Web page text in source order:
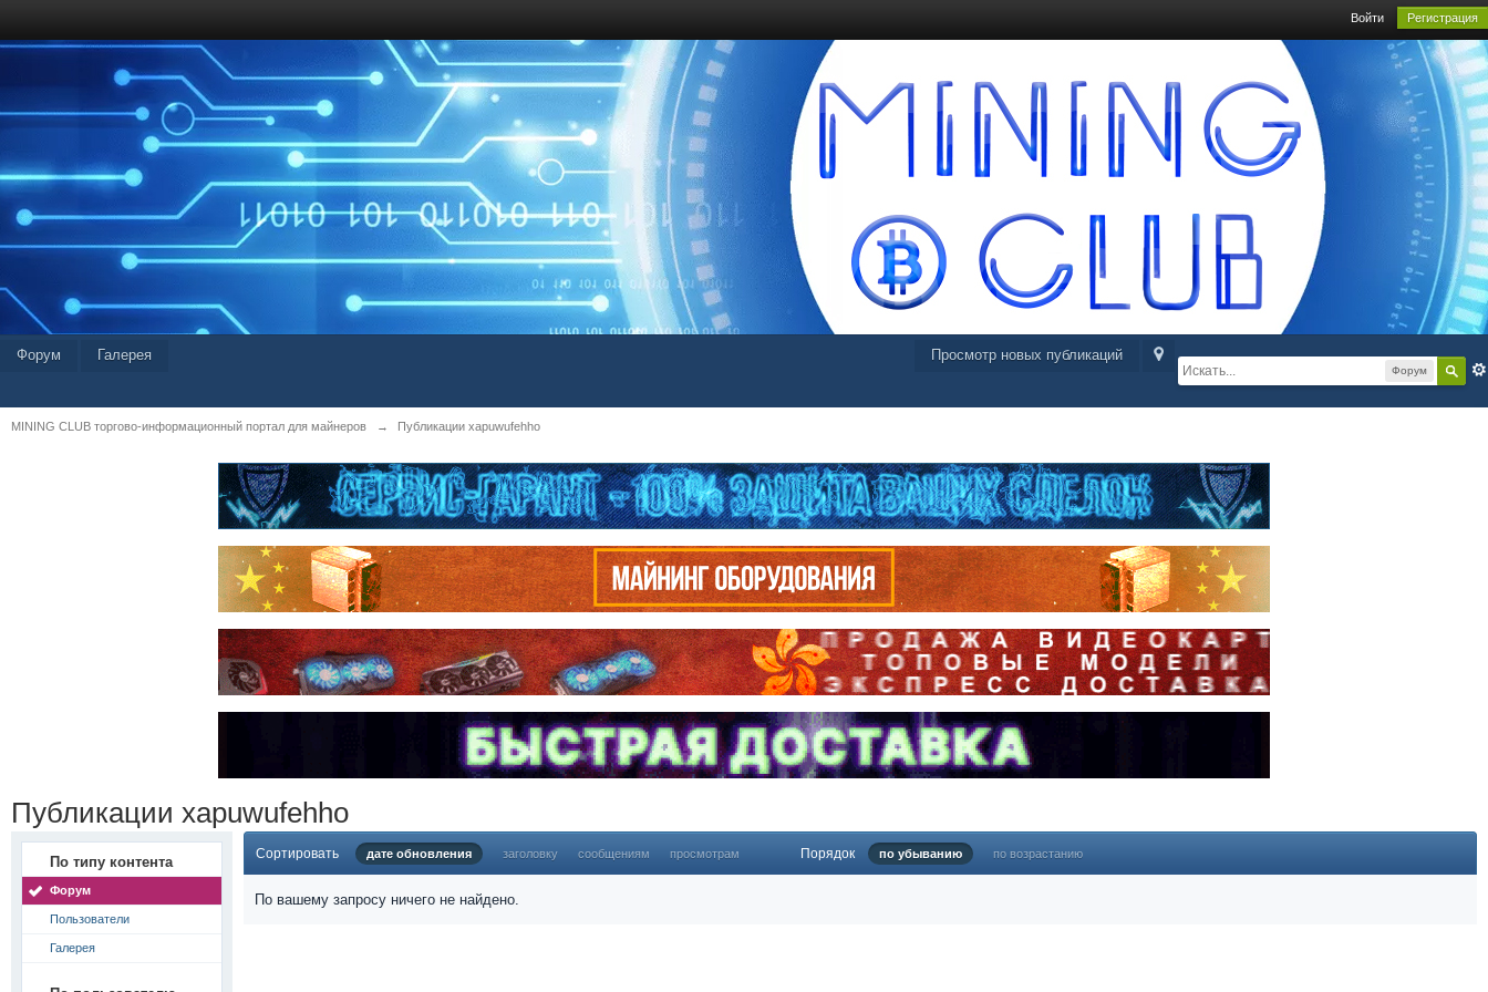
Войти Регистрация
Форум
Просмотр новых публикаций
Форум Галерея
MINING CLUB торгово-информационный портал для майнеров → Публикации xapuwufehho
Публикации xapuwufehho
По типу контента
Форум
Пользователи
Галерея
Сортировать дате обновления заголовку сообщениям просмотрам Порядок по убыванию по возрастанию
По вашему запросу ничего не найдено.